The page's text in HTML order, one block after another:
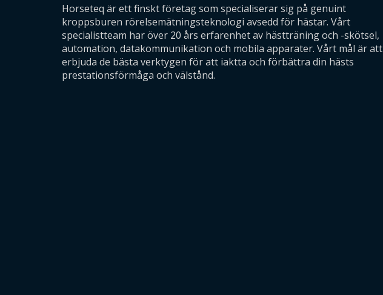
Horseteq är ett finskt företag som specialiserar sig på genuint
kroppsburen rörelsemätningsteknologi avsedd för hästar. Vårt
specialistteam har över 20 års erfarenhet av hästträning och -skötsel,
automation, datakommunikation och mobila apparater. Vårt mål är att
erbjuda de bästa verktygen för att iaktta och förbättra din hästs
prestationsförmåga och välstånd.